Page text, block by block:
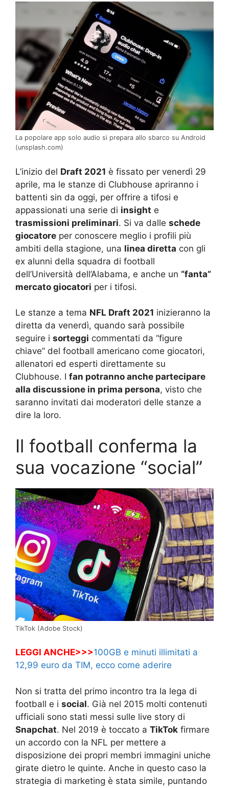
La popolare app solo audio si prepara allo sbarco su Android
(unsplash.com)
L’inizio del Draft 2021 è fissato per venerdì 29
aprile, ma le stanze di Clubhouse apriranno i
battenti sin da oggi, per offrire a tifosi e
appassionati una serie di insight e
trasmissioni preliminari. Si va dalle schede
giocatore per conoscere meglio i profili più
ambiti della stagione, una linea diretta con gli
ex alunni della squadra di football
dell’Università dell’Alabama, e anche un “fanta”
mercato giocatori per i tifosi.
Le stanze a tema NFL Draft 2021 inizieranno la
diretta da venerdì, quando sarà possibile
seguire i sorteggi commentati da “figure
chiave” del football americano come giocatori,
allenatori ed esperti direttamente su
Clubhouse. I fan potranno anche partecipare
alla discussione in prima persona, visto che
saranno invitati dai moderatori delle stanze a
dire la loro.
Il football conferma la
sua vocazione “social”
TikTok (Adobe Stock)
LEGGI ANCHE>>>100GB e minuti illimitati a
12,99 euro da TIM, ecco come aderire
Non si tratta del primo incontro tra la lega di
football e i social. Già nel 2015 molti contenuti
ufficiali sono stati messi sulle live story di
Snapchat. Nel 2019 è toccato a TikTok firmare
un accordo con la NFL per mettere a
disposizione dei propri membri immagini uniche
girate dietro le quinte. Anche in questo caso la
strategia di marketing è stata simile, puntando